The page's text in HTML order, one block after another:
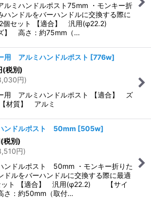
ミハンドルポスト75mm ・モンキー折
ハンドルをバーハンドルに交換する際に
2個セット 【適合】 汎用(φ22.2)
ズ】 高さ：約75mm（…
用 アルミハンドルポスト [776w]
(税別)
円)
用 アルミハンドルポスト 【適合】 ズ
材質】 アルミ
ンドルポスト 50mm [505w]
(税別)
円)
ドルポスト 50mm ・モンキー折りた
ドルをバーハンドルに交換する際に最適
ット 【適合】 汎用(φ22.2) 【サイ
さ：約50mm（取付…